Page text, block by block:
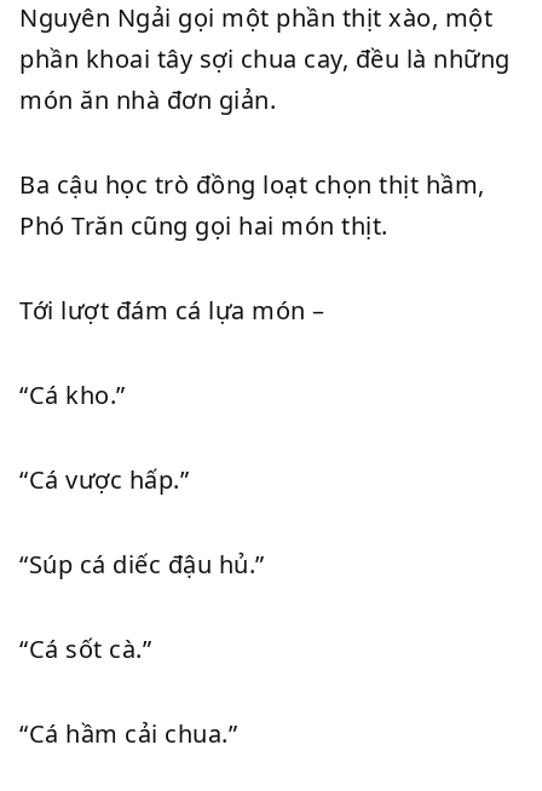
Nguyên Ngải gọi một phần thịt xào, một
phần khoai tây sợi chua cay, đều là những
món ăn nhà đơn giản.
Ba cậu học trò đồng loạt chọn thịt hầm,
Phó Trăn cũng gọi hai món thịt.
Tới lượt đám cá lựa món –
“Cá kho.”
“Cá vược hấp.”
“Súp cá diếc đậu hủ.”
“Cá sốt cà.”
“Cá hầm cải chua.”